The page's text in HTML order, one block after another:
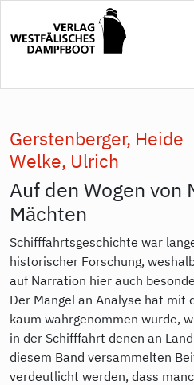
Inhalt
Gerstenberger, Heide
Welke, Ulrich
Auf den Wogen von
Mächten
Schifffahrtsgeschichte war
historischer Forschung,
auf Narration hier auch
Der Mangel an Analyse hat mit
kaum wahrgenommen wurde,
in der Schifffahrt denen an
diesem Band versammelten
verdeutlicht werden, dass